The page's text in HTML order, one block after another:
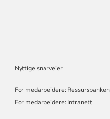
Nyttige snarveier
For medarbeidere: Ressursbanken
For medarbeidere: Intranett